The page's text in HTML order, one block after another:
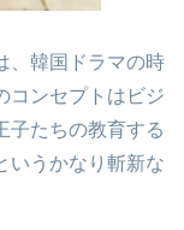
、韓国ドラマの時
コンセプトはビジ
子たちの教育する
いうかなり斬新な